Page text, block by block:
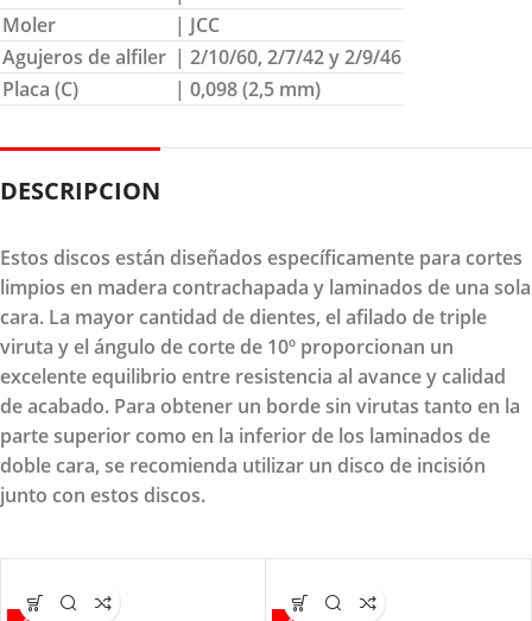
Moler
| JCC
Agujeros de alfiler | 2/10/60, 2/7/42 y 2/9/46
Placa (C)
| 0,098 (2,5 mm)
DESCRIPCION
Estos discos están diseñados específicamente para cortes
limpios en madera contrachapada y laminados de una sola
cara. La mayor cantidad de dientes, el afilado de triple
viruta y el ángulo de corte de 10º proporcionan un
excelente equilibrio entre resistencia al avance y calidad
de acabado. Para obtener un borde sin virutas tanto en la
parte superior como en la inferior de los laminados de
doble cara, se recomienda utilizar un disco de incisión
junto con estos discos.